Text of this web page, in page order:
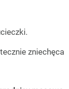
zniechęca